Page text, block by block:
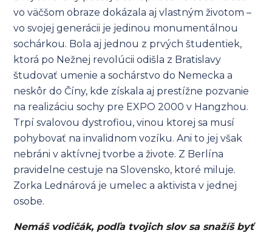
vo väčšom obraze dokázala aj vlastným životom –
vo svojej generácii je jedinou monumentálnou
sochárkou. Bola aj jednou z prvých študentiek,
ktorá po Nežnej revolúcii odišla z Bratislavy
študovať umenie a sochárstvo do Nemecka a
neskôr do Číny, kde získala aj prestížne pozvanie
na realizáciu sochy pre EXPO 2000 v Hangzhou.
Trpí svalovou dystrofiou, vinou ktorej sa musí
pohybovať na invalidnom vozíku. Ani to jej však
nebráni v aktívnej tvorbe a živote. Z Berlína
pravidelne cestuje na Slovensko, ktoré miluje.
Zorka Lednárová je umelec a aktivista v jednej
osobe.
Nemáš vodičák, podľa tvojich slov sa snažíš byť